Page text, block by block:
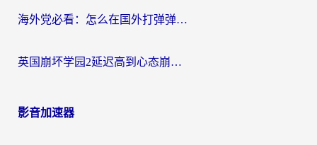
海外党必看：怎么在国外打弹弹堂不卡？番茄加速器亲测指南
英国崩坏学园2延迟高到心态崩？海外党国服游戏加速终极指南
影音加速器